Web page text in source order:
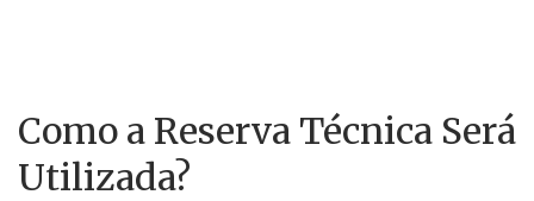
Como a Reserva Técnica Será
Utilizada?